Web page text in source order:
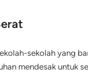
sekolah yang
mendesak untuk